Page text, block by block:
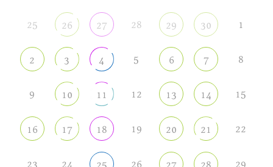
25 26 27 28 29 30 1
2 3 4 5 6 7 8
9 10 11 12 13 14 15
16 17 18 19 20 21 22
23 24 26 29